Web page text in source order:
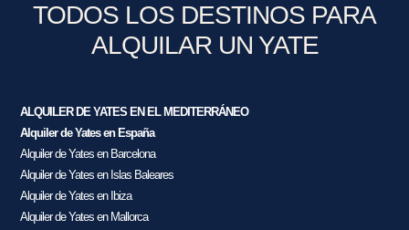
TODOS LOS DESTINOS PARA
ALQUILAR UN YATE
ALQUILER DE YATES EN EL MEDITERRÁNEO
Alquiler de Yates en España
Alquiler de Yates en Barcelona
Alquiler de Yates en Islas Baleares
Alquiler de Yates en Ibiza
Alquiler de Yates en Mallorca